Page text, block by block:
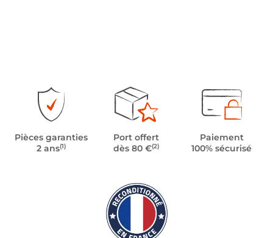
Pièces garanties
2 ans(1)
Port offert
dès 80 €(2)
Paiement
100% sécurisé